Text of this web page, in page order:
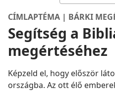
CÍMLAPTÉMA | BÁRKI
Segítség a
megértéséhez
Képzeld el, hogy először
országba. Az ott élő